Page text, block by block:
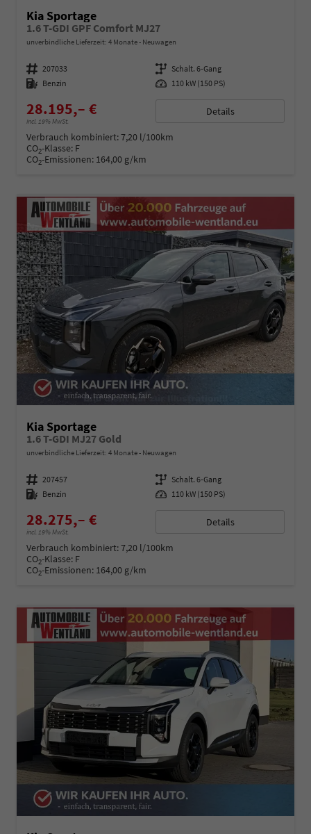
Kia Sportage
1.6 T-GDI GPF Comfort MJ27
unverbindliche Lieferzeit: 4 Monate Neuwagen
Fahrzeugnummer 207033 Getriebe Schalt. 6-Gang
Kraftstoff Benzin Leistung 110 kW (150 PS)
28.195,– €
incl. 19% MwSt.
Details
Verbrauch kombiniert:7,20 l/100km
CO2-Klasse: F
CO2-Emissionen: 164,00 g/km
Kia Sportage
1.6 T-GDI MJ27 Gold
unverbindliche Lieferzeit: 4 Monate Neuwagen
Fahrzeugnummer 207457 Getriebe Schalt. 6-Gang
Kraftstoff Benzin Leistung 110 kW (150 PS)
28.275,– €
incl. 19% MwSt.
Details
Verbrauch kombiniert:7,20 l/100km
CO2-Klasse: F
CO2-Emissionen: 164,00 g/km